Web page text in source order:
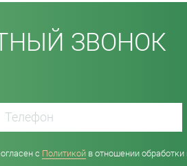
ЗВОНОК
с Политикой в отношении